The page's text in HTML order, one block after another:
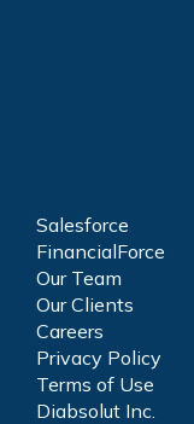
Salesforce
FinancialForce
Our Team
Our Clients
Careers
Privacy Policy
Terms of Use
Diabsolut Inc.